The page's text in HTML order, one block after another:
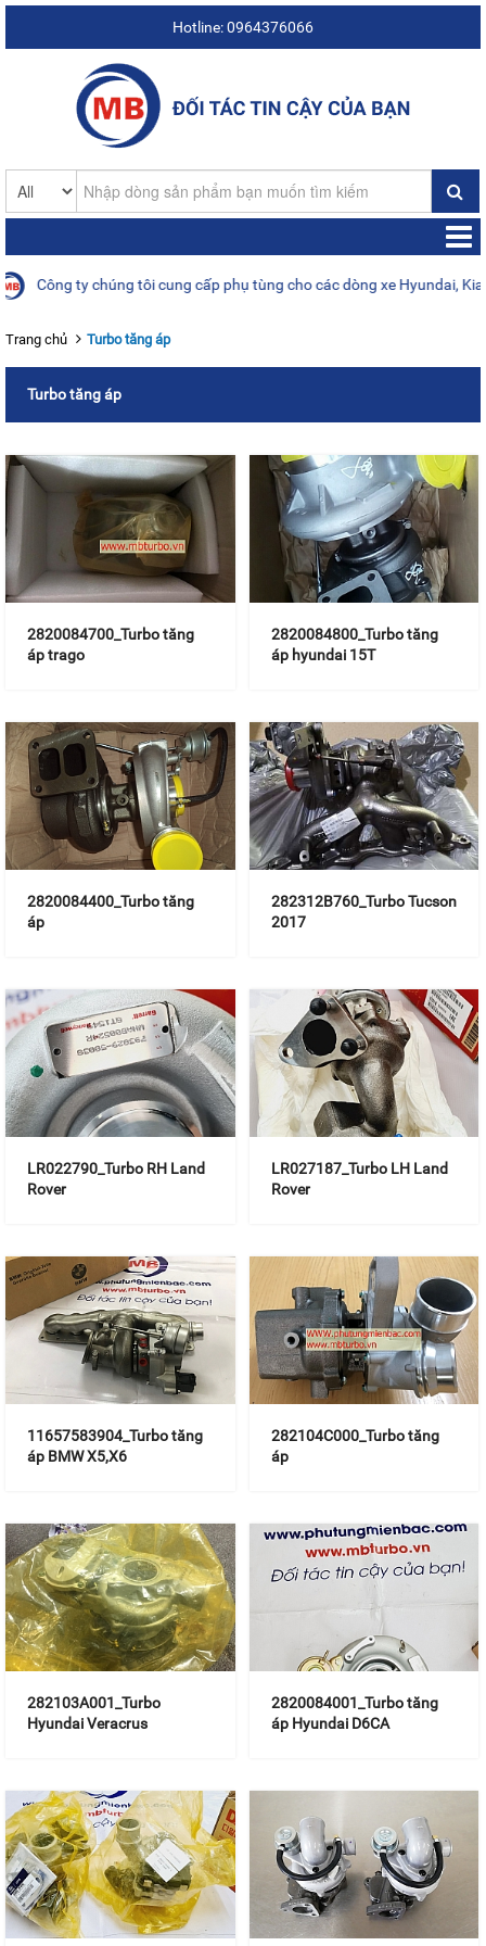
Hotline: 0964376066
ty chúng tôi cung cấp phụ tùng cho các dòng xe Hyundai, Kia,
Trang chủ Turbo tăng áp
Turbo tăng áp
2820084700_Turbo tăng
áp trago
2820084800_Turbo tăng
áp hyundai 15T
2820084400_Turbo tăng
áp
282312B760_Turbo Tucson
2017
LR022790_Turbo RH Land
Rover
LR027187_Turbo LH Land
Rover
11657583904_Turbo tăng
áp BMW X5,X6
282104C000_Turbo tăng
áp
282103A001_Turbo
Hyundai Veracrus
2820084001_Turbo tăng
áp Hyundai D6CA